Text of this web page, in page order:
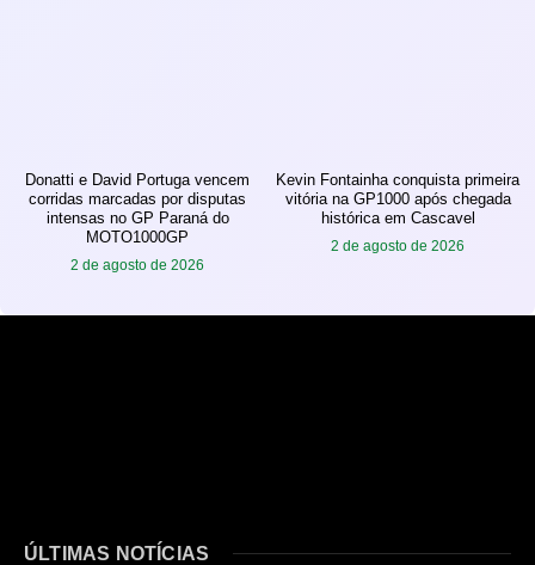
Donatti e David Portuga vencem
corridas marcadas por disputas
intensas no GP Paraná do
MOTO1000GP
2 de agosto de 2026
Kevin Fontainha conquista primeira
vitória na GP1000 após chegada
histórica em Cascavel
2 de agosto de 2026
ÚLTIMAS NOTÍCIAS